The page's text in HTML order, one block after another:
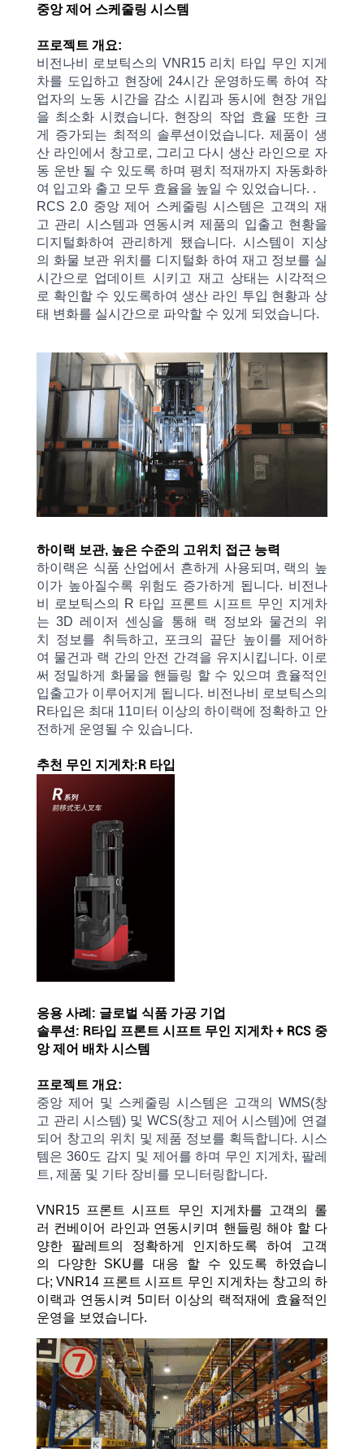
중앙 제어 스케줄링 시스템
프로젝트 개요:
비전나비 로보틱스의 VNR15 리치 타입 무인 지게
차를 도입하고 현장에 24시간 운영하도록 하여 작
업자의 노동 시간을 감소 시킴과 동시에
현장 개입
을 최소화 시켰습니다. 현장의 작업
효율 또한 크
게
증가되는 최적의 솔루션이었습니다. 제품이
생
산 라인에서 창고로, 그리고 다시 생산 라인으로 자
동 운반 될 수 있도록 하며 평치
적재까지 자동화하
여 입고와 출고 모두 효율을 높일 수 있었습니다. .
RCS 2.0 중앙 제어 스케줄링 시스템은 고객의 재
고 관리 시스템과 연동시켜 제품의 입출고 현황을
디지털화하여 관리하게 됐습니다. 시스템이
지상
의 화물 보관 위치를 디지털화 하여 재고 정보를 실
시간으로 업데이트 시키고 재고 상태는 시각적으
로 확인할 수 있도록하여 생산 라인 투입 현황과 상
태 변화를 실시간으로 파악할 수 있게 되었습니다.
하이랙 보관, 높은 수준의 고위치 접근 능력
하이랙은 식품 산업에서 흔하게 사용되며, 랙의
높
이가 높아질수록 위험도 증가하게 됩니다. 비전나
비 로보틱스의 R 타입 프론트 시프트 무인 지게차
는 3D 레이저
센싱을 통해 랙 정보와 물건의
위
치
정보를 취득하고, 포크의 끝단 높이를 제어하
여 물건과 랙 간의 안전 간격을 유지시킵니다. 이로
써 정밀하게
화물을 핸들링 할 수 있으며 효율적인
입출고가 이루어지게 됩니다. 비전나비 로보틱스의
R타입은 최대 11미터 이상의 하이랙에 정확하고 안
전하게 운영될 수 있습니다.
추천 무인 지게차:R 타입
응용 사례: 글로벌 식품 가공 기업
솔루션: R타입 프론트 시프트 무인 지게차 + RCS 중
앙 제어 배차 시스템
프로젝트 개요:
중앙 제어 및 스케줄링 시스템은 고객의 WMS(창
고 관리 시스템) 및 WCS(창고 제어 시스템)에
연결
되어 창고의 위치 및 제품 정보를 획득합니다. 시스
템은 360도 감지 및 제어를 하며 무인 지게차, 팔레
트, 제품 및 기타 장비를 모니터링합니다.
VNR15 프론트 시프트 무인 지게차를 고객의
롤
러 컨베이어 라인과 연동시키며 핸들링 해야 할 다
양한
팔레트의 정확하게 인지하도록 하여
고객
의
다양한 SKU를 대응 할 수 있도록 하였습니
다; VNR14 프론트 시프트 무인 지게차는 창고의 하
이랙과 연동시켜 5미터 이상의
랙적재에 효율적인
운영을 보였습니다.